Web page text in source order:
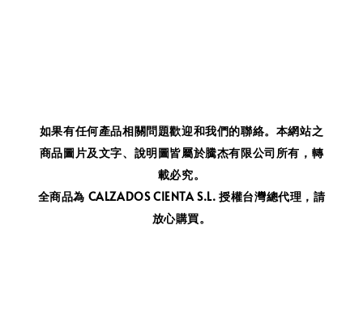
如果有任何產品相關問題歡迎和我們的聯絡。 本網站之
商品圖片及文字、說明圖皆屬於騰杰有限公司所有，轉
載必究。
全商品為 CALZADOS CIENTA S.L. 授權台灣總代理，請
放心購買。